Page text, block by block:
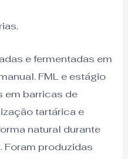
e fermentadas em
FML e estágio
em barricas de
tartárica e
natural durante
Foram produzidas